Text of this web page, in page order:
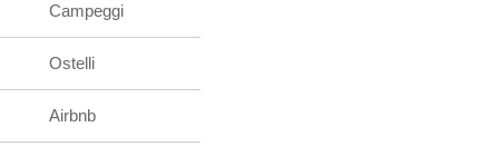
Campeggi
Ostelli
Airbnb